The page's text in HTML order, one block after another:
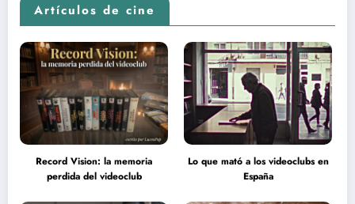
Artículos de cine
Record Vision: la memoria
perdida del videoclub
Lo que mató a los videoclubs en
España